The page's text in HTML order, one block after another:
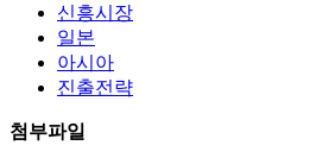
신흥시장
일본
아시아
진출전략
첨부파일